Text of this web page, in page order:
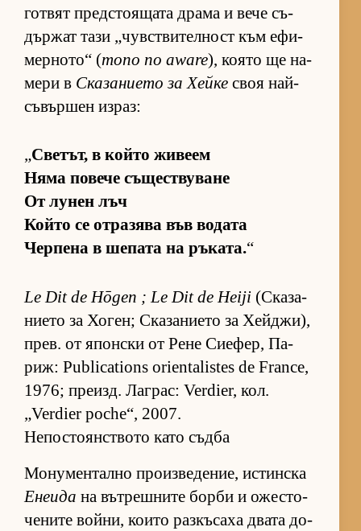
гот­вят пред­с­то­я­щата драма и вече съ­
дър­жат тази „чув­с­т­ви­тел­ност към ефи­
мер­но­то“ (mono no aware), ко­ято ще на­
мери в Ска­за­ни­ето за Хейке своя най-
съ­вър­шен из­раз:
„Све­тът, в който жи­веем
Няма по­вече съ­щес­т­ву­ване
От лу­нен лъч
Който се от­ра­зява във во­дата
Чер­пена в ше­пата на ръ­ка­та.“
Le Dit de Hōgen ; Le Dit de Heiji (Ска­за­
ни­ето за Хо­ген; Ска­за­ни­ето за Хей­джи),
прев. от япон­ски от Рене Си­е­фер, Па­
риж: Publications orientalistes de France,
1976; пре­изд. Лаг­рас: Verdier, кол.
„Verdier poche“, 2007.
Непостоянството като съдба
Мо­ну­мен­тално про­из­ве­де­ние, ис­тин­ска
Енеида на вът­реш­ните борби и ожес­то­
че­ните вой­ни, ко­ито раз­къ­саха двата до­